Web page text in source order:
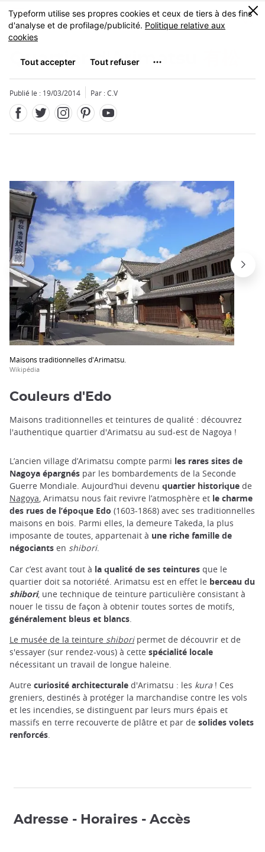
Skip
to
main
MENU
0
Quartier d'Arimatsu
Publié le : 19/03/2014 Par : C.V
Maisons traditionnelles d'Arimatsu.
Wikipédia
Fermer
Couleurs d'Edo
Maisons traditionnelles et teintures de qualité : découvrez
l'authentique quartier d'Arimatsu au sud-est de Nagoya !
L’ancien village d’Arimatsu compte parmi les rares sites de
Nagoya épargnés par les bombardements de la Seconde
Guerre Mondiale. Aujourd’hui devenu quartier historique de
Nagoya, Arimatsu nous fait revivre l’atmosphère et le charme
des rues de l’époque Edo (1603-1868) avec ses traditionnelles
maisons en bois. Parmi elles, la demeure Takeda, la plus
imposante de toutes, appartenait à une riche famille de
négociants en shibori.
Car c’est avant tout à la qualité de ses teintures que le
quartier doit sa notoriété. Arimatsu est en effet le berceau du
shibori, une technique de teinture particulière consistant à
nouer le tissu de façon à obtenir toutes sortes de motifs,
généralement bleus et blancs
Le musée de la teinture shiboripermet de découvrir et de
s'essayer (sur rendez-vous) à cette spécialité locale
nécessitant un travail de longue haleine.
Autre curiosité architecturale d'Arimatsu : les kura ! Ces
greniers, destinés à protéger la marchandise contre les vols
et les incendies, se distinguent par leurs murs épais et
massifs en terre recouverte de plâtre et par de solides volets
renforcés.
Adresse - Horaires - Accès